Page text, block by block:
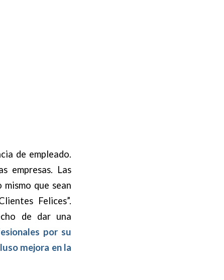
de empleado.
empresas. Las
que sean
Felices”.
de dar una
por su
mejora en la